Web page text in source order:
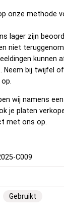
onze methode
lager zijn
niet
kunnen
Neem bij twijfel
wij namens
je platen
met ons op.
C009
Gebruikt